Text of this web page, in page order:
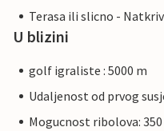
Terasa ili slicno -
U blizini
golf igraliste : 5000 m
Udaljenost od prvog
Mogucnost ribolova: